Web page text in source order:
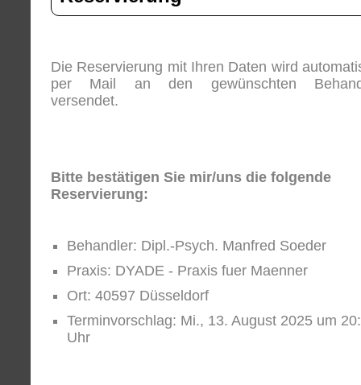
Die Reservierung mit Ihren Daten wird
per Mail an den gewünschten
versendet.
Bitte bestätigen Sie mir/uns die folgende
Reservierung:
Behandler: Dipl.-Psych. Manfred Soeder
Praxis: DYADE - Praxis fuer Maenner
Ort: 40597 Düsseldorf
Terminvorschlag: Mi., 13. August 2025 um
Uhr